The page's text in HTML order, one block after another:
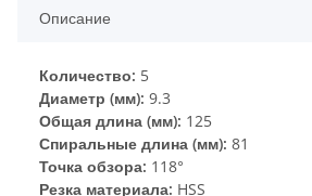
Описание
Количество: 5
Диаметр (мм): 9.3
Общая длина (мм): 125
Спиральные длина (мм): 81
Точка обзора: 118°
Резка материала: HSS